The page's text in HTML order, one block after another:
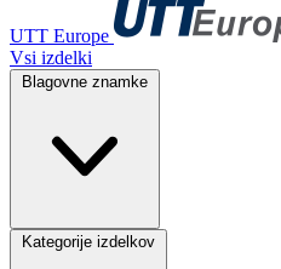
UTT Europe
Vsi izdelki
Blagovne znamke
Kategorije izdelkov